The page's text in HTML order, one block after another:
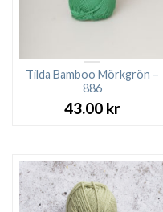
Tilda Bamboo Mörkgrön –
886
43.00 kr